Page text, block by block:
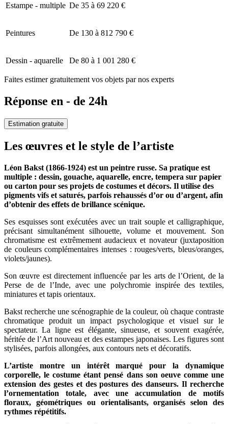
Estampe - multiple De 35 à 69 220 €
Peintures De 130 à 812 790 €
Dessin - aquarelle De 80 à 1 001 280 €
Faites estimer gratuitement vos objets par nos experts
Réponse en - de 24h
Estimation gratuite
Les œuvres et le style de l’artiste
Léon Bakst (1866-1924) est un peintre russe. Sa pratique est
multiple : dessin, gouache, aquarelle, encre, tempera sur papier
ou carton pour ses projets de costumes et décors. Il utilise des
pigments vifs et saturés, parfois rehaussés d’or ou d’argent, afin
d’obtenir des effets de brillance scénique.
Ses esquisses sont exécutées avec un trait souple et calligraphique,
précisant simultanément silhouette, volume et mouvement. Son
chromatisme est extrêmement audacieux et novateur (juxtaposition
de couleurs complémentaires intenses : rouges/verts, bleus/oranges,
violets/jaunes).
Son œuvre est directement influencée par les arts de l’Orient, de la
Perse de de l’Inde, avec une polychromie inspirée des textiles,
miniatures et tapis orientaux.
Bakst recherche une scénographie de la couleur, où chaque contraste
chromatique produit un impact psychologique et visuel sur le
spectateur. La ligne est élégante, sinueuse, et souvent exagérée,
héritée de l’Art nouveau et des estampes japonaises. Les figures sont
stylisées, parfois allongées, aux contours nets et décoratifs.
L’artiste montre un intérêt marqué pour la dynamique
corporelle, le costume étant pensé dans son oeuve comme une
extension des gestes et des postures des danseurs. Il recherche
l’ornementation totale, avec une accumulation de motifs
floraux, géométriques ou orientalisants, organisés selon des
rythmes répétitifs.